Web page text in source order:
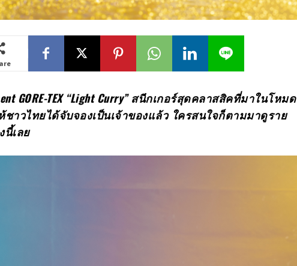
GORE-TEX “Light Curry”สนีกเกอร์สุดคลาสสิคที่มาในโหมด
าวไทยได้จับจองเป็นเจ้าของแล้ว ใครสนใจก็ตามมาดูราย
นี้เลย